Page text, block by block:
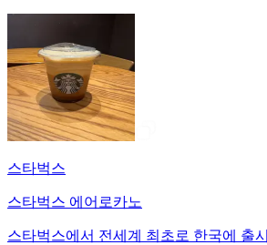
스타벅스
스타벅스 에어로카노
스타벅스에서 전세계 최초로 한국에 출